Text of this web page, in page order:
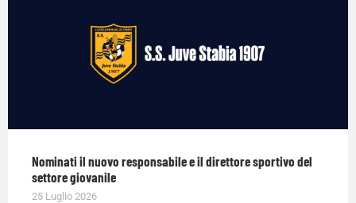
Nominati il nuovo responsabile e il direttore sportivo del
settore giovanile
25 Luglio 2026